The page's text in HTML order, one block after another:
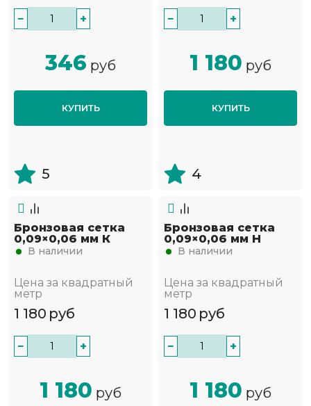
− +
346 руб
КУПИТЬ
5
− +
1 180 руб
КУПИТЬ
4
Бронзовая сетка
0,09×0,06 мм К
В наличии
Цена за квадратный
метр
1 180 руб
− +
1 180 руб
Бронзовая сетка
0,09×0,06 мм Н
В наличии
Цена за квадратный
метр
1 180 руб
− +
1 180 руб